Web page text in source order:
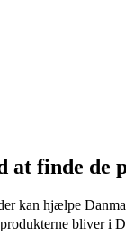
at finde
kan hjælpe
bliver i